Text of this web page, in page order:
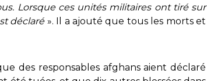
Lorsque ces unités militaires ont tiré sur
déclaré». Il a ajouté que tous les morts et
des responsables afghans aient déclaré